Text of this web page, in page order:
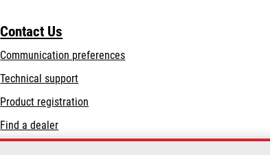
tab
Contact Us
Communication preferences
Technical supportopens
a
tab
Product registration
Find a dealer